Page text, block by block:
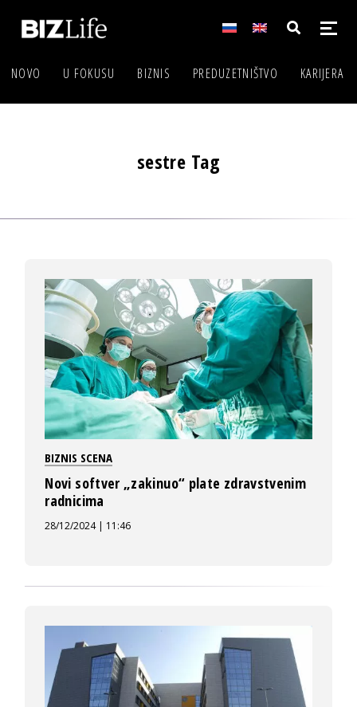
NOVO U FOKUSU BIZNIS PREDUZETNIŠTVO KARIJERA
sestre Tag
BIZNIS SCENA
Novi softver „zakinuo“ plate zdravstvenim
radnicima
28/12/2024 | 11:46